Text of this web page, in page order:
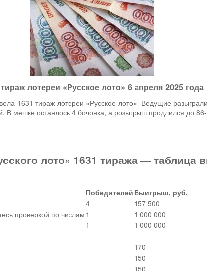
лотереи «Русское лото» 6 апреля 2025 года
1631 тираж лотереи «Русское лото». Ведущие
В мешке останлось 4 бочонка, а розыгрыш продлился до 86-
лото» 1631 тиража — таблица
Победителей Выигрыш, руб.
4
157 500
проверкой по числам 1
1 000 000
1
1 000 000
170
150
150